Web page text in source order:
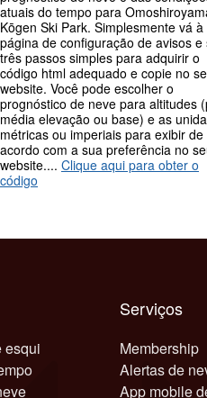
atuais do tempo para
Kōgen Ski Park. Simplesmente vá à
página de configuração de avisos e
três passos simples para adquirir o
código html adequado e copie no
website. Você pode escolher o
prognóstico de neve para altitudes
média elevação ou base) e as
métricas ou imperiais para exibir de
acordo com a sua preferência no
website.... Clique aqui para obter o
código
esqui
Serviços
Membership
Alertas de
App mobile